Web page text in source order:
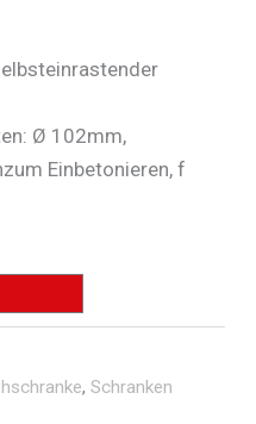
Ø 102mm,
Einbetonieren, f
,Schranken